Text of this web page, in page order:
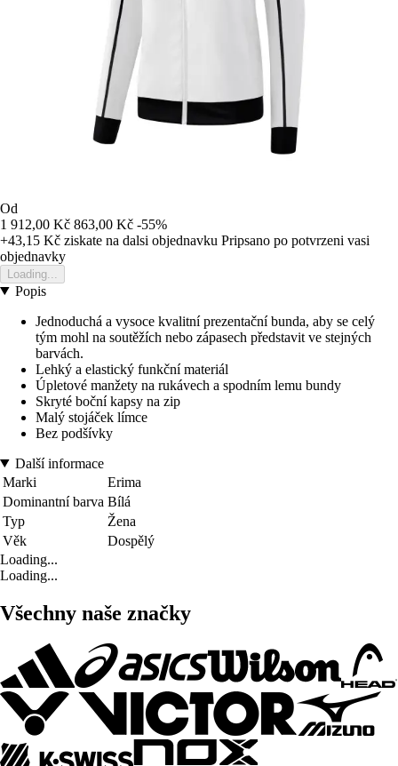
Od
1 912,00 Kč 863,00 Kč -55%
+43,15 Kč ziskate na dalsi objednavku Pripsano po potvrzeni vasi
objednavky
Loading...
Popis
Jednoduchá a vysoce kvalitní prezentační bunda, aby se celý
tým mohl na soutěžích nebo zápasech představit ve stejných
barvách.
Lehký a elastický funkční materiál
Úpletové manžety na rukávech a spodním lemu bundy
Skryté boční kapsy na zip
Malý stojáček límce
Bez podšívky
Další informace
Marki
Erima
Dominantní barva Bílá
Typ
Žena
Věk
Dospělý
Loading...
Loading...
Všechny naše značky